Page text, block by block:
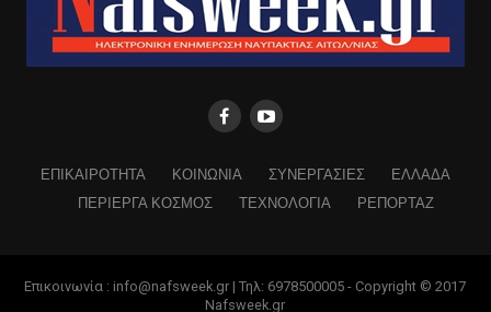
ΕΠΙΚΑΙΡΟΤΗΤΑ ΚΟΙΝΩΝΙΑ ΣΥΝΕΡΓΑΣΙΕΣ
ΕΛΛΑΔΑ
ΠΕΡΙΕΡΓΑ ΚΟΣΜΟΣ
ΤΕΧΝΟΛΟΓΙΑ ΡΕΠΟΡΤΑΖ
Επικοινωνία : info@nafsweek.gr | Τηλ: 6978500005 - Copyright © 2017
Nafsweek.gr